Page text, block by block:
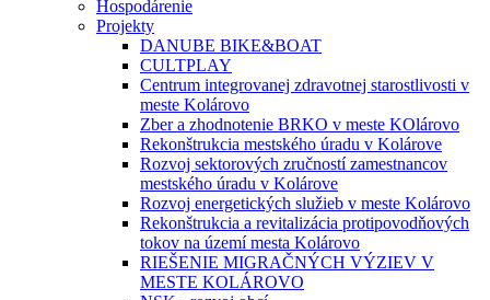
Hospodárenie
Projekty
DANUBE BIKE&BOAT
CULTPLAY
Centrum integrovanej zdravotnej starostlivosti v
meste Kolárovo
Zber a zhodnotenie BRKO v meste KOlárovo
Rekonštrukcia mestského úradu v Kolárove
Rozvoj sektorových zručností zamestnancov
mestského úradu v Kolárove
Rozvoj energetických služieb v meste Kolárovo
Rekonštrukcia a revitalizácia protipovodňových
tokov na území mesta Kolárovo
RIEŠENIE MIGRAČNÝCH VÝZIEV V
MESTE KOLÁROVO